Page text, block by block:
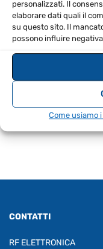
personalizzati. Il
elaborare dati quali il
su questo sito. Il
possono influire
Come usiamo i
Sezione del cavo:
Con presa Neutrik
Contatti placcati
CONTATTI
RF ELETTRONICA